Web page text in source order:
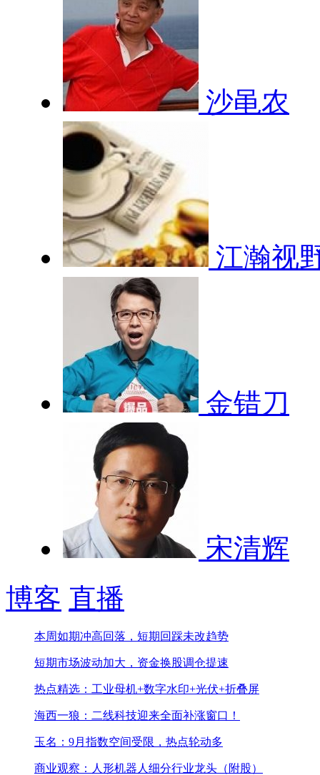
沙黾农
江瀚视
金错刀
宋清辉
博客 直播
本周如期冲高回落，短期回踩未改趋势
短期市场波动加大，资金换股调仓提速
热点精选：工业母机+数字水印+光伏+折叠屏
海西一狼：二线科技迎来全面补涨窗口！
玉名：9月指数空间受限，热点轮动多
商业观察：人形机器人细分行业龙头（附股）